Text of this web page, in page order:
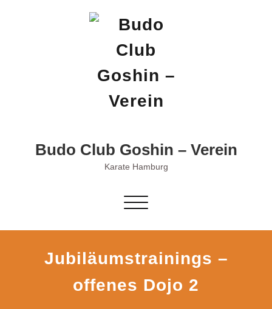
Budo Club Goshin – Verein
Karate Hamburg
Schalte
Jubiläumstrainings –
offenes Dojo 2